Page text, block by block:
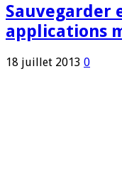
Sauvegarder
applications
18 juillet 2013 0